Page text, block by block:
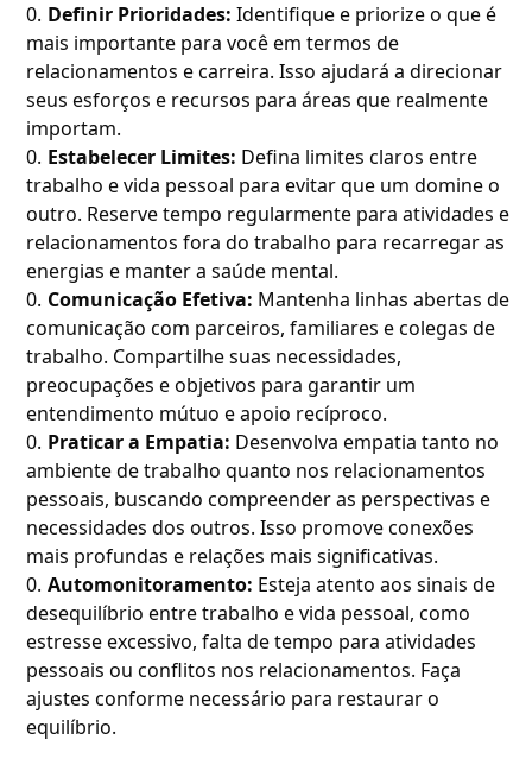
Definir Prioridades: Identifique e priorize o que é
mais importante para você em termos de
relacionamentos e carreira. Isso ajudará a direcionar
seus esforços e recursos para áreas que realmente
importam.
Estabelecer Limites: Defina limites claros entre
trabalho e vida pessoal para evitar que um domine o
outro. Reserve tempo regularmente para atividades e
relacionamentos fora do trabalho para recarregar as
energias e manter a saúde mental.
Comunicação Efetiva: Mantenha linhas abertas de
comunicação com parceiros, familiares e colegas de
trabalho. Compartilhe suas necessidades,
preocupações e objetivos para garantir um
entendimento mútuo e apoio recíproco.
Praticar a Empatia: Desenvolva empatia tanto no
ambiente de trabalho quanto nos relacionamentos
pessoais, buscando compreender as perspectivas e
necessidades dos outros. Isso promove conexões
mais profundas e relações mais significativas.
Automonitoramento: Esteja atento aos sinais de
desequilíbrio entre trabalho e vida pessoal, como
estresse excessivo, falta de tempo para atividades
pessoais ou conflitos nos relacionamentos. Faça
ajustes conforme necessário para restaurar o
equilíbrio.